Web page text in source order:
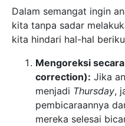
Dalam semangat ingin
kita tanpa sadar
kita hindari hal-hal
Mengoreksi
correction): Jika
menjadi Thursday,
pembicaraannya
mereka selesai